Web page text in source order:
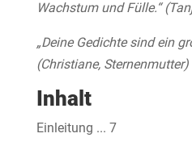
Wachstum und Fülle.“
„Deine Gedichte sind ein
(Christiane, Sternenmutter)
Inhalt
Einleitung ... 7